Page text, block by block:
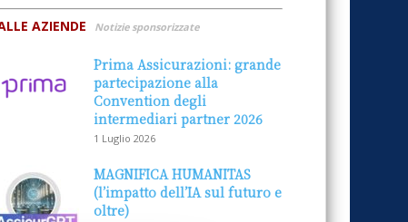
AZIENDE Notizie sponsorizzate
Prima Assicurazioni: grande
partecipazione alla
Convention degli
intermediari partner 2026
1 Luglio 2026
MAGNIFICA HUMANITAS
(l’impatto dell’IA sul futuro e
oltre)